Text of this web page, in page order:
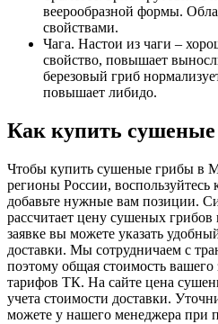
веерообразной формы.
свойствами.
Чага. Настои из чаги –
свойство, повышает
березовый гриб
повышает либидо.
Как купить
Чтобы купить сушеные грибы в
регионы России, воспользуйтесь
добавьте нужные вам позиции.
рассчитает цену сушеных
заявке вы можете указать
доставки. Мы сотрудничаем с
поэтому общая стоимость вашего
тарифов ТК. На сайте цена
учета стоимости доставки.
можете у нашего менеджера при